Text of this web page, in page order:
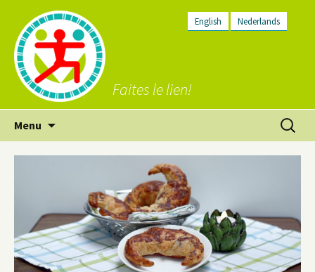
English Nederlands
Faites le lien!
Menu